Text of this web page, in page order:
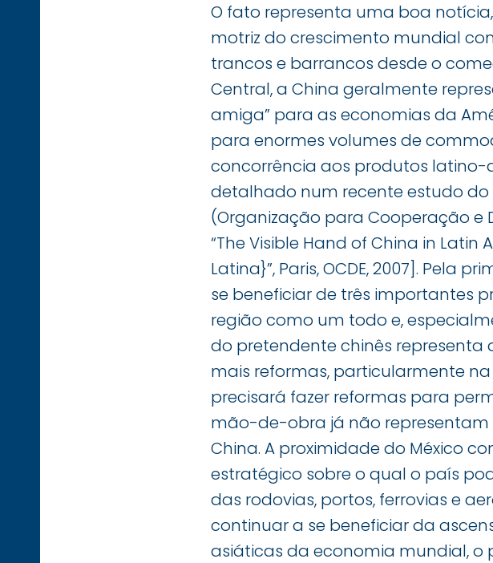
O fato representa uma boa
motriz do crescimento mundial
trancos e barrancos desde o
Central, a China geralmente
amiga” para as economias da
para enormes volumes de
concorrência aos produtos latino-
detalhado num recente estudo do
(Organização para Cooperação e
“The Visible Hand of China in
Latina}”, Paris, OCDE, 2007]. Pela
se beneficiar de três importantes
região como um todo e,
do pretendente chinês
mais reformas, particularmente
precisará fazer reformas para
mão-de-obra já não
China. A proximidade do México
estratégico sobre o qual o país
das rodovias, portos, ferrovias e
continuar a se beneficiar da
asiáticas da economia mundial,